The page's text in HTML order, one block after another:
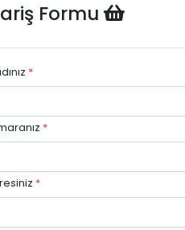
Formu
*
*
*